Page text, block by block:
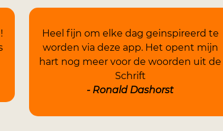
Heel fijn om elke dag geinspireerd te
worden via deze app. Het opent mijn
hart nog meer voor de woorden uit de
Schrift
- Ronald Dashorst